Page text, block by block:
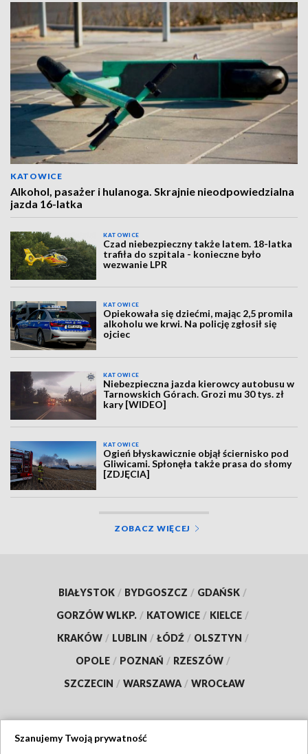
KATOWICE
Alkohol, pasażer i hulanoga. Skrajnie nieodpowiedzialna
jazda 16-latka
KATOWICE
Czad niebezpieczny także latem. 18-latka
trafiła do szpitala - konieczne było
wezwanie LPR
KATOWICE
Opiekowała się dziećmi, mając 2,5 promila
alkoholu we krwi. Na policję zgłosił się
ojciec
KATOWICE
Niebezpieczna jazda kierowcy autobusu w
Tarnowskich Górach. Grozi mu 30 tys. zł
kary [WIDEO]
KATOWICE
Ogień błyskawicznie objął ściernisko pod
Gliwicami. Spłonęła także prasa do słomy
[ZDJĘCIA]
ZOBACZ WIĘCEJ
BIAŁYSTOK / BYDGOSZCZ / GDAŃSK /
GORZÓW WLKP. / KATOWICE / KIELCE /
KRAKÓW / LUBLIN / ŁÓDŹ / OLSZTYN /
OPOLE / POZNAŃ / RZESZÓW /
SZCZECIN / WARSZAWA / WROCŁAW
Szanujemy Twoją prywatność